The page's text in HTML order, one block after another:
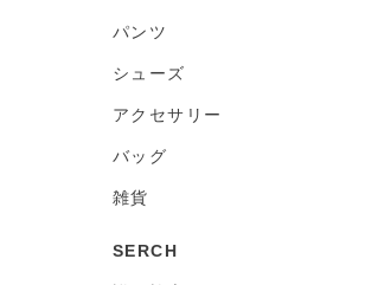
パンツ
シューズ
アクセサリー
バッグ
雑貨
SERCH